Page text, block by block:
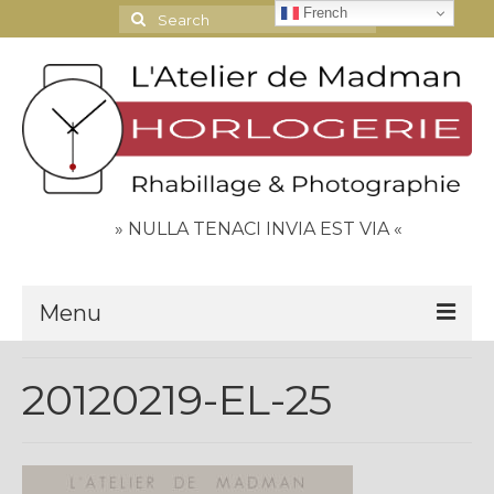
Search
for:
» NULLA TENACI INVIA EST VIA «
Menu
Contact
Espace Clients
20120219-EL-25
French